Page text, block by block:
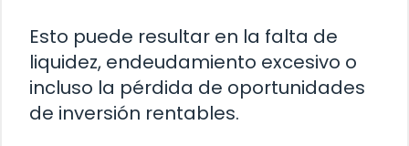
Esto puede resultar en la falta de
liquidez, endeudamiento excesivo o
incluso la pérdida de oportunidades
de inversión rentables.